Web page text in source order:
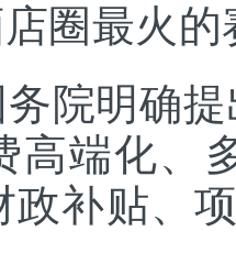
圈最火
院明确
高端化、
政补贴、